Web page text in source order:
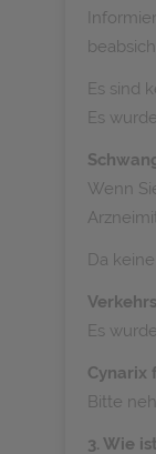
Es sind
Es
Wenn
Da
Es
Cynarix
Bitte
3. Wie